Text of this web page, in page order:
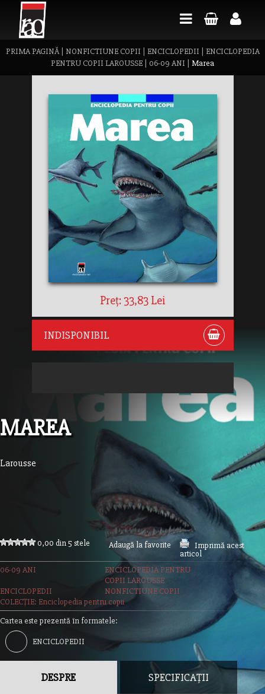
PRIMA PAGINĂ| NONFICTIUNE COPII ENCICLOPEDII
ENCICLOPEDIA
PENTRU COPII LAROUSSE
06-09 ANI Marea
Preț: 33,83 Lei
INDISPONIBIL
MAREA
Larousse
0,00 din 5 stele Adaugă la favorite
Imprimă acest
articol
06-09 ANI
ENCICLOPEDIA PENTRU
COPII LAROUSSE
ENCICLOPEDII
NONFICTIUNE COPII
COLECȚIE: Enciclopedia pentru copii
Cartea este prezentă în formatele:
ENCICLOPEDII
DESPRE SPECIFICAȚII